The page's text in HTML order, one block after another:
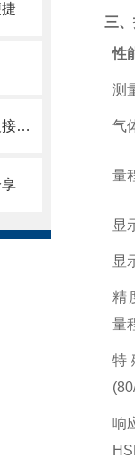
浅述罗斯蒙特温度变送器的校准及接线方法
三、
性
测
气
量
显
显
精
量
特
响